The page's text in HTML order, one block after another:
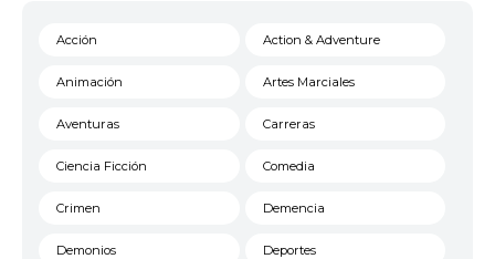
Acción Action & Adventure
Animación Artes Marciales
Aventuras Carreras
Ciencia Ficción Comedia
Crimen Demencia
Demonios Deportes